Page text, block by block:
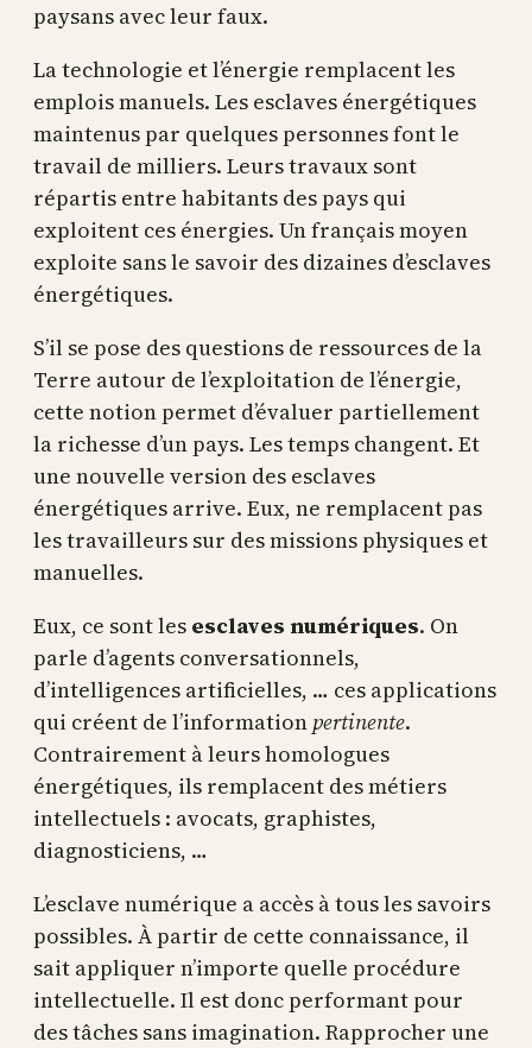
paysans avec leur faux.
La technologie et l’énergie remplacent les
emplois manuels. Les esclaves énergétiques
maintenus par quelques personnes font le
travail de milliers. Leurs travaux sont
répartis entre habitants des pays qui
exploitent ces énergies. Un français moyen
exploite sans le savoir des dizaines d’esclaves
énergétiques.
S’il se pose des questions de ressources de la
Terre autour de l’exploitation de l’énergie,
cette notion permet d’évaluer partiellement
la richesse d’un pays. Les temps changent. Et
une nouvelle version des esclaves
énergétiques arrive. Eux, ne remplacent pas
les travailleurs sur des missions physiques et
manuelles.
Eux, ce sont les esclaves numériques. On
parle d’agents conversationnels,
d’intelligences artificielles, … ces applications
qui créent de l’information pertinente.
Contrairement à leurs homologues
énergétiques, ils remplacent des métiers
intellectuels : avocats, graphistes,
diagnosticiens, …
L’esclave numérique a accès à tous les savoirs
possibles. À partir de cette connaissance, il
sait appliquer n’importe quelle procédure
intellectuelle. Il est donc performant pour
des tâches sans imagination. Rapprocher une